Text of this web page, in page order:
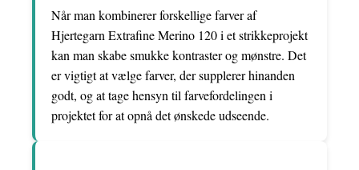
Når man kombinerer forskellige farver af
Hjertegarn Extrafine Merino 120 i et strikkeprojekt
kan man skabe smukke kontraster og mønstre. Det
er vigtigt at vælge farver, der supplerer hinanden
godt, og at tage hensyn til farvefordelingen i
projektet for at opnå det ønskede udseende.